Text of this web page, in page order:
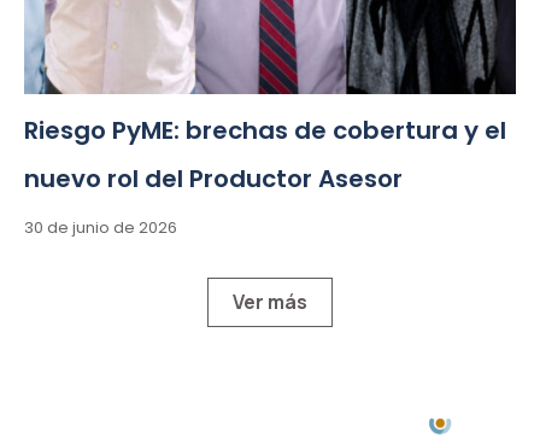
Riesgo PyME: brechas de cobertura y el
nuevo rol del Productor Asesor
30 de junio de 2026
Ver más